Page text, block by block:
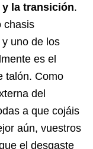
y la transición.
chasis
uno de los
es el
talón. Como
del
a que cojáis
aún, vuestros
el desgaste